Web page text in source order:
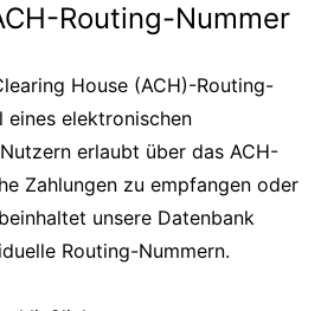
Routing-Nummer
House (ACH)-Routing-
eines elektronischen
erlaubt über das ACH-
Zahlungen zu empfangen oder
unsere Datenbank
Routing-Nummern.